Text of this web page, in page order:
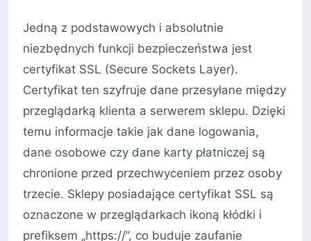
Jedną z podstawowych i absolutnie
niezbędnych funkcji bezpieczeństwa jest
certyfikat SSL (Secure Sockets Layer).
Certyfikat ten szyfruje dane przesyłane między
przeglądarką klienta a serwerem sklepu. Dzięki
temu informacje takie jak dane logowania,
dane osobowe czy dane karty płatniczej są
chronione przed przechwyceniem przez osoby
trzecie. Sklepy posiadające certyfikat SSL są
oznaczone w przeglądarkach ikoną kłódki i
prefiksem „https://”, co buduje zaufanie